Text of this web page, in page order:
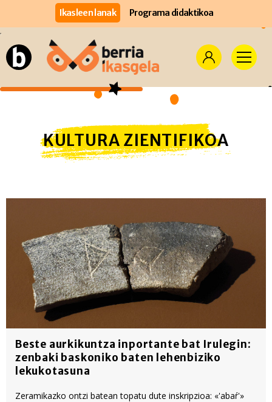
Ikasleen lanak Programa didaktikoa
KULTURA ZIENTIFIKOA
Beste aurkikuntza inportante bat Irulegin:
zenbaki baskoniko baten lehenbiziko
lekukotasuna
Zeramikazko ontzi batean topatu dute inskripzioa: «'abaŕ'»